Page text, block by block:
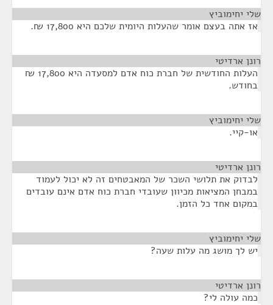
שלי יחימוביץ
אז אתה בעצם אומר שהעלות היומית שלכם היא 17,800 ₪.
רונן ארדיטי
העלות החודשית של חברת כוח אדם למסעדה היא 17,800 ₪
בחודש.
שלי יחימוביץ
או-קיי.
רונן ארדיטי
לבדוק את תלושי השכר של המאבטחים זה לא יכול לעמוד
במבחן המציאות מכיוון שעובדי חברת כוח אדם אינם עובדים
במקום אחד כל הזמן.
שלי יחימוביץ
יש לך מושג מה עלות שעה?
רונן ארדיטי
כמה עולה לי?